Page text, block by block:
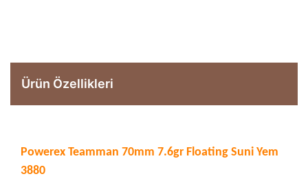
Ürün Özellikleri
Powerex Teamman 70mm 7.6gr Floating Suni Yem
3880